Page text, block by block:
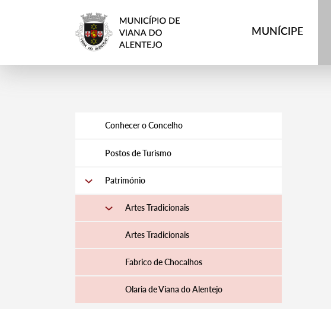
MUNÍCIPE
Conhecer o Concelho
Postos de Turismo
Património
Artes Tradicionais
Artes Tradicionais
Fabrico de Chocalhos
Olaria de Viana do Alentejo